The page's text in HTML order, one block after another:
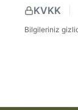
KVKK
Bilgileriniz